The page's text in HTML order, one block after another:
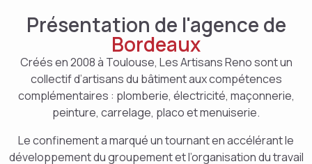
Présentation de l'agence de
Bordeaux
Créés en 2008 à Toulouse, Les Artisans Reno sont un
collectif d’artisans du bâtiment aux compétences
complémentaires : plomberie, électricité, maçonnerie,
peinture, carrelage, placo et menuiserie.
Le confinement a marqué un tournant en accélérant le
développement du groupement et l’organisation du travail